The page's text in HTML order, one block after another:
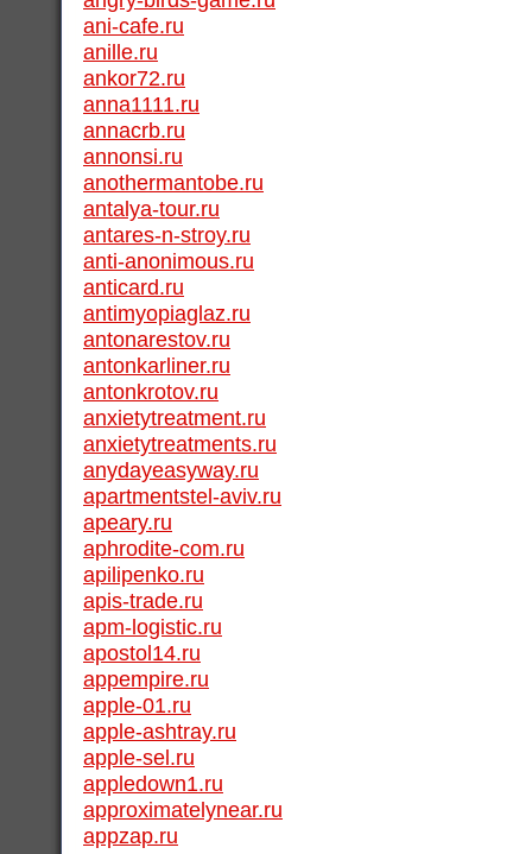
ani-cafe.ru
anille.ru
ankor72.ru
anna1111.ru
annacrb.ru
annonsi.ru
anothermantobe.ru
antalya-tour.ru
antares-n-stroy.ru
anti-anonimous.ru
anticard.ru
antimyopiaglaz.ru
antonarestov.ru
antonkarliner.ru
antonkrotov.ru
anxietytreatment.ru
anxietytreatments.ru
anydayeasyway.ru
apartmentstel-aviv.ru
apeary.ru
aphrodite-com.ru
apilipenko.ru
apis-trade.ru
apm-logistic.ru
apostol14.ru
appempire.ru
apple-01.ru
apple-ashtray.ru
apple-sel.ru
appledown1.ru
approximatelynear.ru
appzap.ru